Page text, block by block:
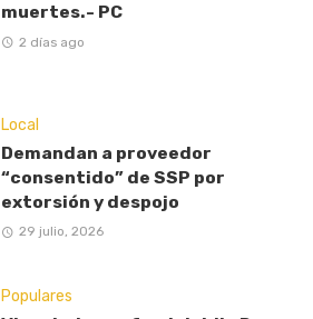
muertes.- PC
2 días ago
Local
Demandan a proveedor
“consentido” de SSP por
extorsión y despojo
29 julio, 2026
Populares